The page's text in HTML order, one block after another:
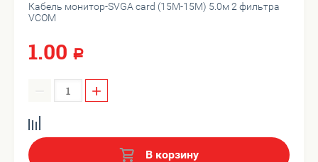
Кабель монитор-SVGA card (15M-15M) 5.0м 2 фильтра
VCOM
1.00 Р
− +
В корзину